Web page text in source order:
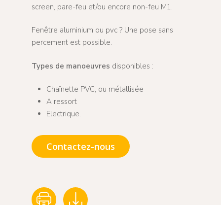
screen, pare-feu et/ou encore non-feu M1.
Fenêtre aluminium ou pvc ? Une pose sans
percement est possible.
Types de manoeuvres disponibles :
Chaînette PVC, ou métallisée
A ressort
Electrique.
Contactez-nous